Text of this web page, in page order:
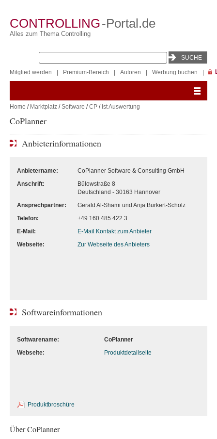
CONTROLLING-Portal.de
Alles zum Thema Controlling
Mitglied werden Premium-Bereich Autoren Werbung buchen
Home / Marktplatz /Software /CP / Ist Auswertung
CoPlanner
Anbieterinformationen
Anbietername:
CoPlanner Software & Consulting GmbH
Anschrift:
Bülowstraße 8
Deutschland - 30163 Hannover
Ansprechpartner:
Gerald Al-Shami und Anja Burkert-Scholz
Telefon:
+49 160 485 422 3
E-Mail:
E-Mail Kontakt zum Anbieter
Webseite:
Zur Webseite des Anbieters
Softwareinformationen
Softwarename:
CoPlanner
Webseite:
Produktdetailseite
Produktbroschüre
Über CoPlanner